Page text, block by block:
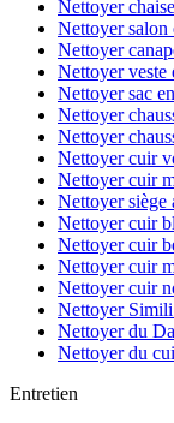
Nettoyer
Nettoyer salon
Nettoyer
Nettoyer veste
Nettoyer sac
Nettoyer
Nettoyer
Nettoyer cuir
Nettoyer cuir
Nettoyer siège
Nettoyer cuir
Nettoyer cuir
Nettoyer cuir
Nettoyer cuir
Nettoyer
Nettoyer du
Nettoyer du
Entretien